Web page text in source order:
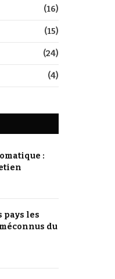
(16)
(15)
(24)
(4)
:
pays les
du